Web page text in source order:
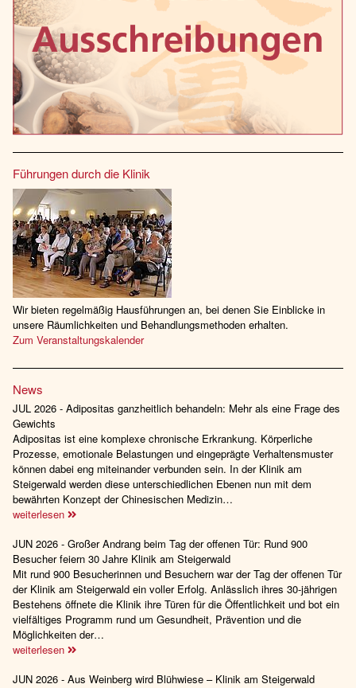
Führungen durch die Klinik
Wir bieten regelmäßig Hausführungen an, bei denen Sie Einblicke in
unsere Räumlichkeiten und Behandlungsmethoden erhalten.
Zum Veranstaltungskalender
News
JUL 2026 - Adipositas ganzheitlich behandeln: Mehr als eine Frage des
Gewichts
Adipositas ist eine komplexe chronische Erkrankung. Körperliche
Prozesse, emotionale Belastungen und eingeprägte Verhaltensmuster
können dabei eng miteinander verbunden sein. In der Klinik am
Steigerwald werden diese unterschiedlichen Ebenen nun mit dem
bewährten Konzept der Chinesischen Medizin…
weiterlesen
JUN 2026 - Großer Andrang beim Tag der offenen Tür: Rund 900
Besucher feiern 30 Jahre Klinik am Steigerwald
Mit rund 900 Besucherinnen und Besuchern war der Tag der offenen Tür
der Klinik am Steigerwald ein voller Erfolg. Anlässlich ihres 30-jährigen
Bestehens öffnete die Klinik ihre Türen für die Öffentlichkeit und bot ein
vielfältiges Programm rund um Gesundheit, Prävention und die
Möglichkeiten der…
weiterlesen
JUN 2026 - Aus Weinberg wird Blühwiese – Klinik am Steigerwald